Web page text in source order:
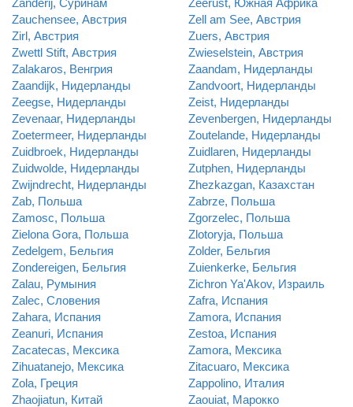
Zanderij, Суринам
Zeerust, Южная Африка
Zauchensee, Австрия
Zell am See, Австрия
Zirl, Австрия
Zuers, Австрия
Zwettl Stift, Австрия
Zwieselstein, Австрия
Zalakaros, Венгрия
Zaandam, Нидерланды
Zaandijk, Нидерланды
Zandvoort, Нидерланды
Zeegse, Нидерланды
Zeist, Нидерланды
Zevenaar, Нидерланды
Zevenbergen, Нидерланды
Zoetermeer, Нидерланды
Zoutelande, Нидерланды
Zuidbroek, Нидерланды
Zuidlaren, Нидерланды
Zuidwolde, Нидерланды
Zutphen, Нидерланды
Zwijndrecht, Нидерланды
Zhezkazgan, Казахстан
Zab, Польша
Zabrze, Польша
Zamosc, Польша
Zgorzelec, Польша
Zielona Gora, Польша
Zlotoryja, Польша
Zedelgem, Бельгия
Zolder, Бельгия
Zondereigen, Бельгия
Zuienkerke, Бельгия
Zalau, Румыния
Zichron Ya'Akov, Израиль
Zalec, Словения
Zafra, Испания
Zahara, Испания
Zamora, Испания
Zeanuri, Испания
Zestoa, Испания
Zacatecas, Мексика
Zamora, Мексика
Zihuatanejo, Мексика
Zitacuaro, Мексика
Zola, Греция
Zappolino, Италия
Zhaojiatun, Китай
Zaouiat, Марокко